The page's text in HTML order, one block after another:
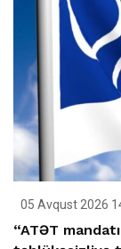
05 Avqust 2026
“ATƏT